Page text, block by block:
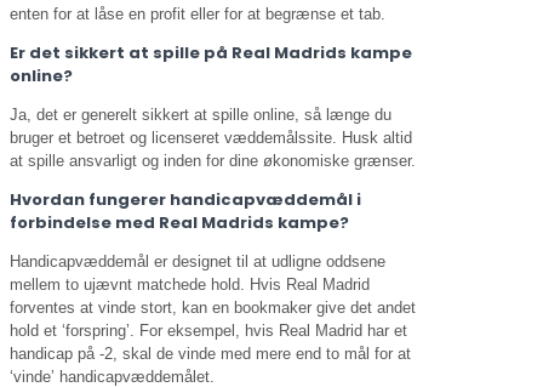
enten for at låse en profit eller for at begrænse et tab.
Er det sikkert at spille på Real Madrids kampe
online?
Ja, det er generelt sikkert at spille online, så længe du
bruger et betroet og licenseret væddemålssite. Husk altid
at spille ansvarligt og inden for dine økonomiske grænser.
Hvordan fungerer handicapvæddemål i
forbindelse med Real Madrids kampe?
Handicapvæddemål er designet til at udligne oddsene
mellem to ujævnt matchede hold. Hvis Real Madrid
forventes at vinde stort, kan en bookmaker give det andet
hold et ‘forspring’. For eksempel, hvis Real Madrid har et
handicap på -2, skal de vinde med mere end to mål for at
‘vinde’ handicapvæddemålet.